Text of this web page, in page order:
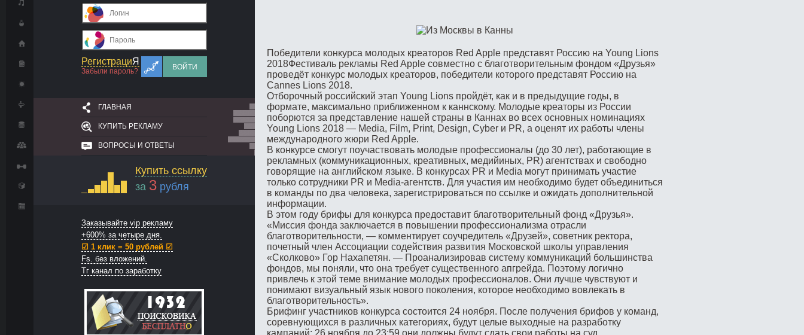
РегистрациЯ
Забыли пароль?
ВОЙТИ
ГЛАВНАЯ
КУПИТЬ РЕКЛАМУ
ВОПРОСЫ И ОТВЕТЫ
Купить ссылку
за 3 рубля
Заказывайте vip рекламу
+600% за четыре дня.
☑ 1 клик = 50 рублей ☑
Fs. без вложений.
Тг канал по заработку
Победители конкурса молодых креаторов Red Apple представят Россию на Young Lions
2018Фестиваль рекламы Red Apple совместно с благотворительным фондом «Друзья»
проведёт конкурс молодых креаторов, победители которого представят Россию на
Cannes Lions 2018.
Отборочный российский этап Young Lions пройдёт, как и в предыдущие годы, в
формате, максимально приближенном к каннскому. Молодые креаторы из России
поборются за представление нашей страны в Каннах во всех основных номинациях
Young Lions 2018 — Media, Film, Print, Design, Cyber и PR, а оценят их работы члены
международного жюри Red Apple.
В конкурсе смогут поучаствовать молодые профессионалы (до 30 лет), работающие в
рекламных (коммуникационных, креативных, медийиных, PR) агентствах и свободно
говорящие на английском языке. В конкурсах PR и Media могут принимать участие
только сотрудники PR и Media-агентств. Для участия им необходимо будет объединиться
в команды по два человека, зарегистрироваться по ссылке и ожидать дополнительной
информации.
В этом году брифы для конкурса предоставит благотворительный фонд «Друзья».
«Миссия фонда заключается в повышении профессионализма отрасли
благотворительности, — комментирует соучредитель «Друзей», cоветник ректора,
почетный член Ассоциации содействия развития Московской школы управления
«Сколково» Гор Нахапетян. — Проанализировав систему коммуникаций большинства
фондов, мы поняли, что она требует существенного апгрейда. Поэтому логично
привлечь к этой теме внимание молодых профессионалов. Они лучше чувствуют и
понимают визуальный язык нового поколения, которое необходимо вовлекать в
благотворительность».
Брифинг участников конкурса состоится 24 ноября. После получения брифов у команд,
соревнующихся в различных категориях, будут целые выходные на разработку